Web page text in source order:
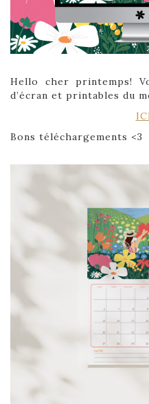
Hello cher printemps!
d’écran et printables du
Bons téléchargements <3